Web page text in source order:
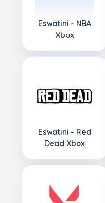
Eswatini - NBA
Xbox
Eswatini - Red
Dead Xbox